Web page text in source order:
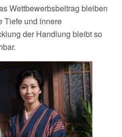
Wettbewerbsbeitrag bleiben
Tiefe und innere
der Handlung bleibt so